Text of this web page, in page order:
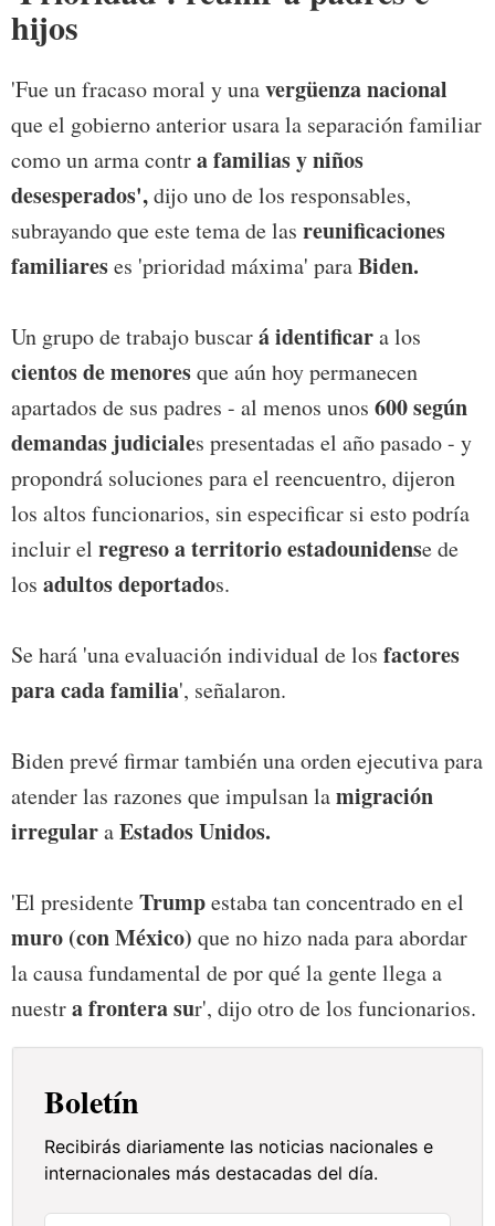
hijos
'Fue un fracaso moral y unavergüenza nacional
que el gobierno anterior usara la separación familiar
como un arma contra familias y niños
desesperados',dijo uno de los responsables,
subrayando que este tema de las reunificaciones
familiareses 'prioridad máxima' paraBiden.
Un grupo de trabajo buscará identificara los
cientos de menoresque aún hoy permanecen
apartados de sus padres - al menos unos 600 según
demandas judiciales presentadas el año pasado - y
propondrá soluciones para el reencuentro, dijeron
los altos funcionarios, sin especificar si esto podría
incluir el regreso a territorio estadounidense de
los adultos deportados.
Se hará 'una evaluación individual de los factores
para cada familia', señalaron.
Biden prevé firmar también una orden ejecutiva para
atender las razones que impulsan lamigración
irregularaEstados Unidos.
'El presidenteTrumpestaba tan concentrado en el
muro (con México) que no hizo nada para abordar
la causa fundamental de por qué la gente llega a
nuestra frontera sur', dijo otro de los funcionarios.
Boletín
Recibirás diariamente las noticias nacionales e
internacionales más destacadas del día.